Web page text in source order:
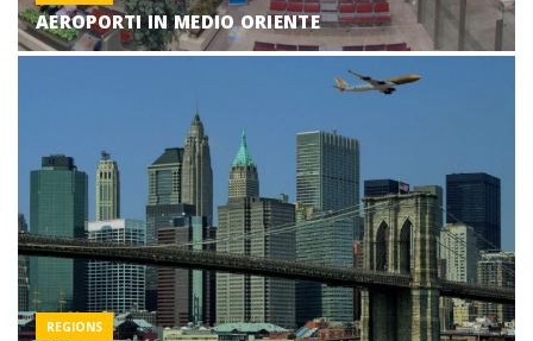
AEROPORTI IN MEDIO ORIENTE
REGIONS